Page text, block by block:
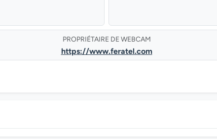
PROPRIÉTAIRE DE WEBCAM
https://www.feratel.com